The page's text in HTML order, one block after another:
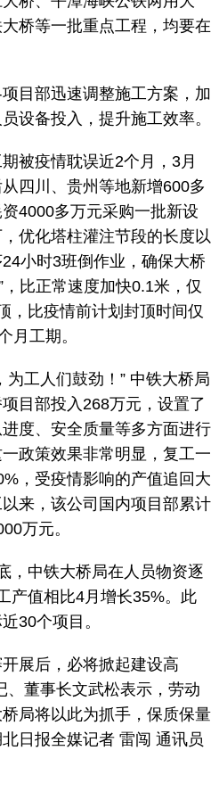
桥等一批重点工程，均要在
部迅速调整施工方案，加
设备投入，提升施工效率。
疫情耽误近2个月，3月
四川、贵州等地新增600多
4000多万元采购一批新设
优化塔柱灌注节段的长度以
小时3班倒作业，确保大桥
比正常速度加快0.1米，仅
，比疫情前计划封顶时间仅
月工期。
工人们鼓劲！” 中铁大桥局
目部投入268万元，设置了
度、安全质量等多方面进行
政策效果非常明显，复工一
，受疫情影响的产值追回大
来，该公司国内项目部累计
万元。
中铁大桥局在人员物资逐
产值相比4月增长35%。此
30个项目。
展后，必将掀起建设高
、董事长文武松表示，劳动
局将以此为抓手，保质保量
日报全媒记者 雷闯 通讯员